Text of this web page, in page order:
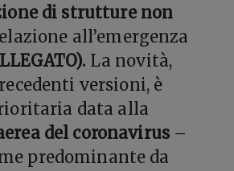
di strutture non
all’emergenza
La novità,
versioni, è
data alla
del coronavirus –
predominante da